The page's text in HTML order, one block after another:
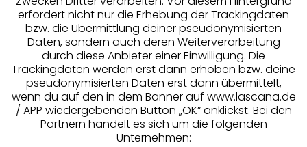
Gratis Versand ab 50 €
erfordert nicht nur die Erhebung der Trackingdaten
bzw. die Übermittlung deiner pseudonymisierten
Daten, sondern auch deren Weiterverarbeitung
durch diese Anbieter einer Einwilligung. Die
Trackingdaten werden erst dann erhoben bzw. deine
pseudonymisierten Daten erst dann übermittelt,
wenn du auf den in dem Banner auf www.lascana.de
/ APP wiedergebenden Button „OK” anklickst. Bei den
Partnern handelt es sich um die folgenden
Unternehmen: